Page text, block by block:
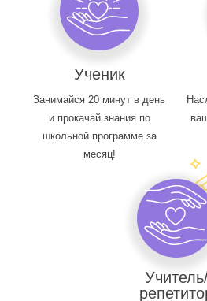
Ученик
Занимайся 20 минут в день
и прокачай знания по
школьной программе за
месяц!